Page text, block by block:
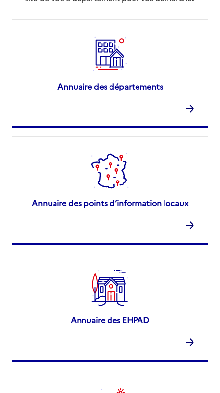
Annuaire des départements
Annuaire des points d’information locaux
Annuaire des EHPAD